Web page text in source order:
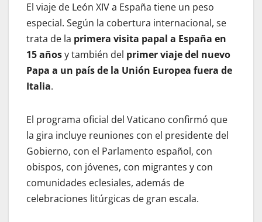
El viaje de León XIV a España tiene un peso
especial. Según la cobertura internacional, se
trata de la primera visita papal a España en
15 añosy también del primer viaje del nuevo
Papa a un país de la Unión Europea fuera de
Italia.
El programa oficial del Vaticano confirmó que
la gira incluye reuniones con el presidente del
Gobierno, con el Parlamento español, con
obispos, con jóvenes, con migrantes y con
comunidades eclesiales, además de
celebraciones litúrgicas de gran escala.